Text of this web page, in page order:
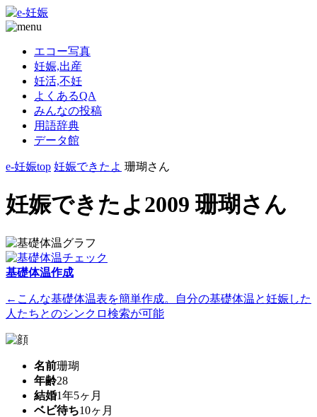
エコー写真
妊娠,出産
妊活,不妊
よくあるQA
みんなの投稿
用語辞典
データ館
e-妊娠top 妊娠できたよ 珊瑚さん
妊娠できたよ2009 珊瑚さん
基礎体温作成
←こんな基礎体温表を簡単作成。自分の基礎体温と妊娠した
人たちとのシンクロ検索が可能
名前珊瑚
年齢28
結婚1年5ヶ月
ベビ待ち10ヶ月